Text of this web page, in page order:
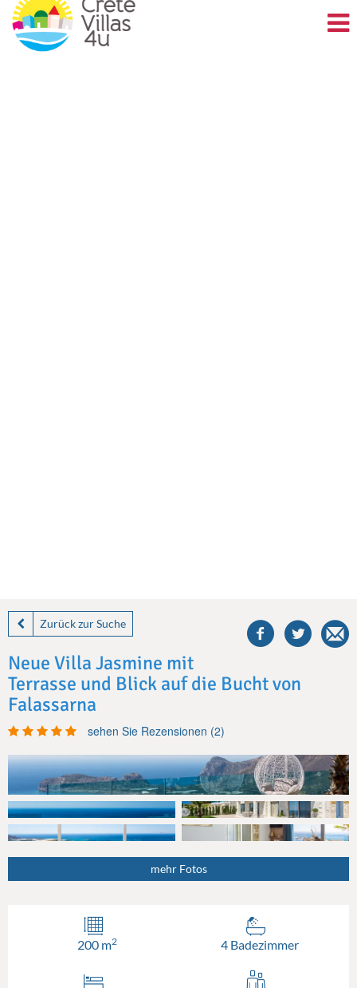
Zurück zur Suche
this
villa
Neue Villa Jasmine mit
Terrasse und Blick auf die Bucht von
Falassarna
sehen Sie Rezensionen (2)
mehr Fotos
200 m2 4 Badezimmer